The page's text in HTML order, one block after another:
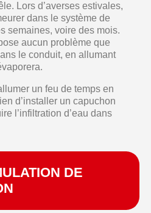
Lors d’averses estivales,
dans le système de
semaines, voire des mois.
aucun problème que
le conduit, en allumant
un feu de temps en
d’installer un capuchon
l’infiltration d’eau dans
DE